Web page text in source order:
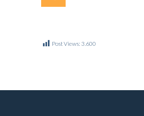
Post Views: 3.600